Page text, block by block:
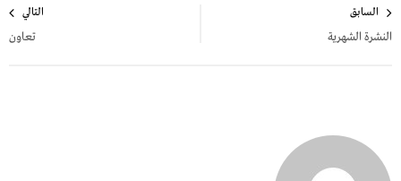
المقالات
السابق
النشرة الشهرية
التالي
تعاون